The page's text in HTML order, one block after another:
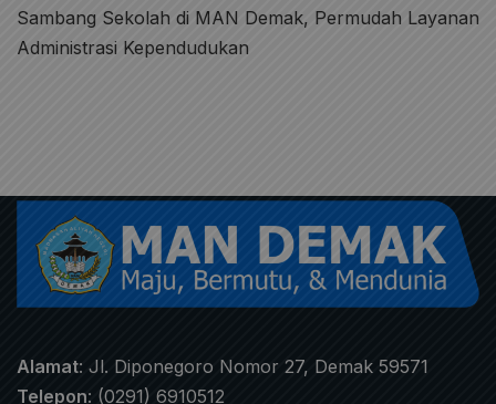
Sambang Sekolah di MAN Demak, Permudah Layanan
Administrasi Kependudukan
Alamat: Jl. Diponegoro Nomor 27, Demak 59571
Telepon: (0291) 6910512